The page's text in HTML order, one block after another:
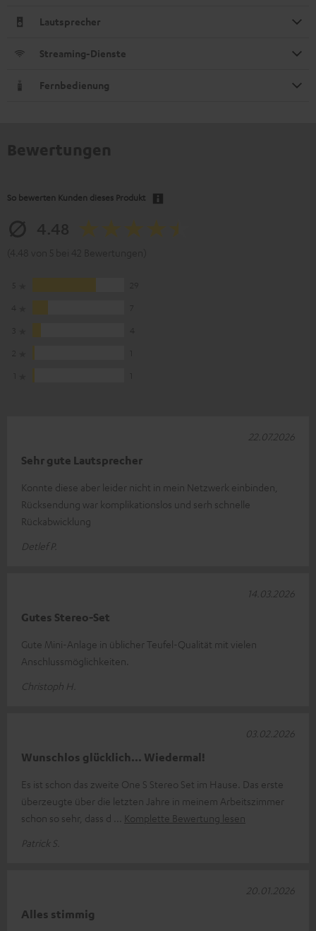
Lautsprecher
Streaming-Dienste
Fernbedienung
So bewerten Kunden dieses Produkt
Sehr gute Lautsprecher
Konnte diese aber leider nicht in mein Netzwerk einbinden,
Rücksendung war komplikationslos und serh schnelle
Rückabwicklung
Detlef P.
22.07.2026
Gutes Stereo-Set
Gute Mini-Anlage in üblicher Teufel-Qualität mit vielen
Anschlussmöglichkeiten.
Christoph H.
14.03.2026
Wunschlos glücklich... Wiedermal!
Es ist schon das zweite One S Stereo Set im Hause. Das erste
überzeugte über die letzten Jahre in meinem Arbeitszimmer
schon so sehr, dass d
Komplette Bewertung lesen
Patrick S.
03.02.2026
Alles stimmig
20.01.2026